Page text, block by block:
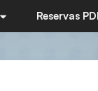
Reservas